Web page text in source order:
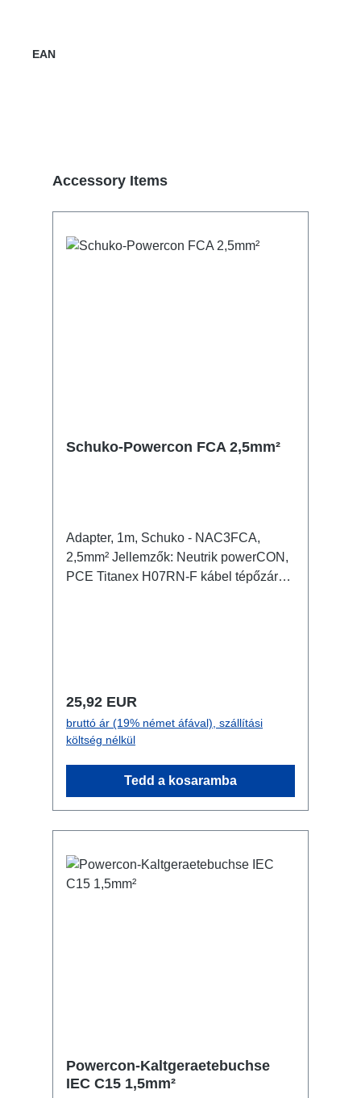
EAN
Termékgaléria kihagyása
Accessory Items
Schuko-Powercon FCA 2,5mm²
Adapter, 1m, Schuko - NAC3FCA,
2,5mm² Jellemzők: Neutrik powerCON,
PCE Titanex H07RN-F kábel tépőzáras
Normál ár:
25,92 EUR
bruttó ár (19% német áfával), szállítási
költség nélkül
Tedd a kosaramba
Powercon-Kaltgeraetebuchse
IEC C15 1,5mm²